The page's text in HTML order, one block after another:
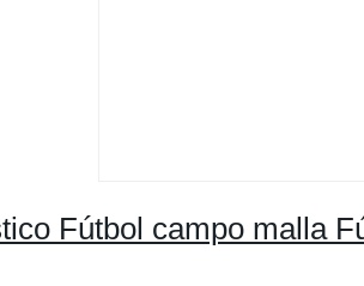
Fútbol campo malla